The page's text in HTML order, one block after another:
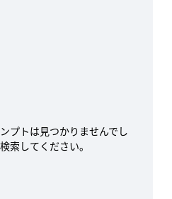
プトは見つかりませんでし
索してください。